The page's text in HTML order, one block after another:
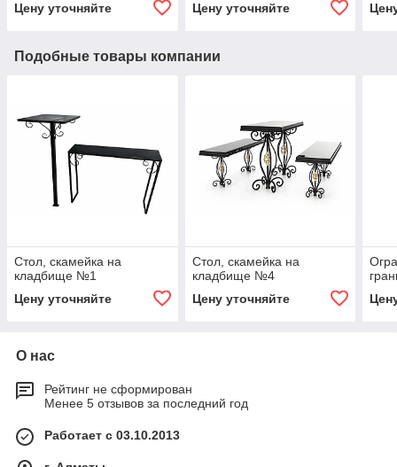
Цену уточняйте
Цену уточняйте
Подобные товары компании
Стол, скамейка на
кладбище №1
Цену уточняйте
Стол, скамейка на
кладбище №4
Цену уточняйте
О нас
Рейтинг не сформирован
Менее 5 отзывов за последний год
Работает с 03.10.2013